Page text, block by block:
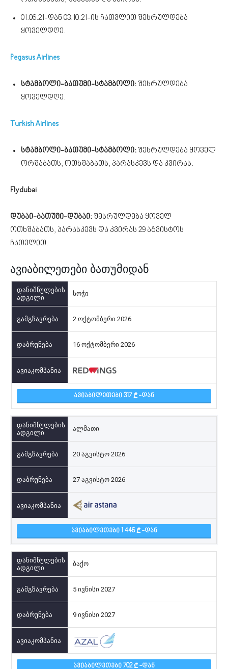
01.06.21-დან 03.10.21-ის ჩათვლით შესრულდება
ყოველდღე.
Pegasus Airlines
სტამბოლი-ბათუმი-სტამბოლი: შესრულდება
ყოველდღე.
Turkish Airlines
სტამბოლი-ბათუმი-სტამბოლი: შესრულდება ყოველ
ორშაბათს, ოთხშაბათს, პარასკევს და კვირას.
Flydubai
დუბაი-ბათუმი-დუბაი: შესრულდება ყოველ
ოთხშაბათს, პარასკევს და კვირას 29 აგვისტოს
ჩათვლით.
ავიაბილეთები ბათუმიდან
სოჭი
2 ოქტომბერი 2026
16 ოქტომბერი 2026
ᲐᲕᲘᲐᲑᲘᲚᲔᲗᲔᲑᲘ 317 -ᲓᲐᲜ
ალმათი
20 აგვისტო 2026
27 აგვისტო 2026
ᲐᲕᲘᲐᲑᲘᲚᲔᲗᲔᲑᲘ 1 446 -ᲓᲐᲜ
ბაქო
5 ივნისი 2027
9 ივნისი 2027
ᲐᲕᲘᲐᲑᲘᲚᲔᲗᲔᲑᲘ 702 -ᲓᲐᲜ